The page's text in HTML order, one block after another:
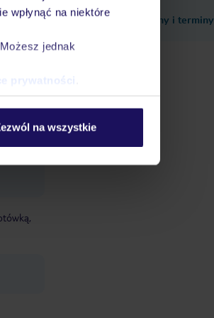
wpłynąć na niektóre
jednak
prywatności
na wszystkie
lub
Zobacz inne ceny i terminy